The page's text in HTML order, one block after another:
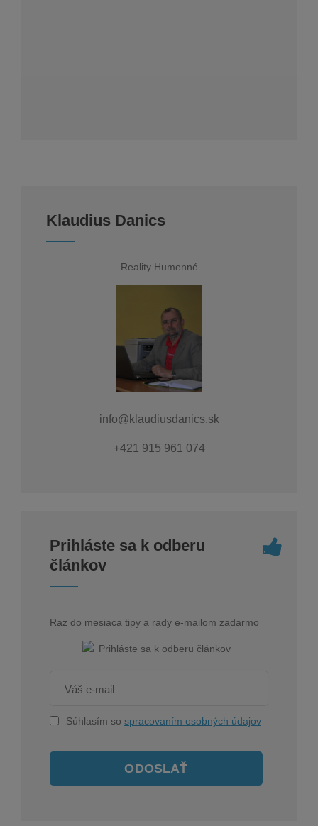
Klaudius Danics
Reality Humenné
info@klaudiusdanics.sk
+421 915 961 074
Prihláste sa k odberu
článkov
Raz do mesiaca tipy a rady e-mailom zadarmo
Súhlasím so spracovaním osobných údajov
ODOSLAŤ